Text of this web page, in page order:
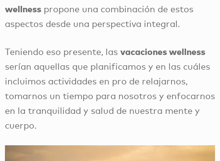
wellness propone una combinación de estos
aspectos desde una perspectiva integral.
Teniendo eso presente, las vacaciones wellness
serían aquellas que planificamos y en las cuáles
incluimos actividades en pro de relajarnos,
tomarnos un tiempo para nosotros y enfocarnos
en la tranquilidad y salud de nuestra mente y
cuerpo.